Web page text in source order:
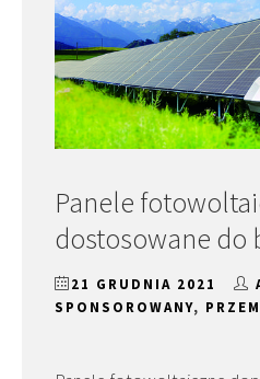
Panele
dostosowane do
21 GRUDNIA 2021
SPONSOROWANY,